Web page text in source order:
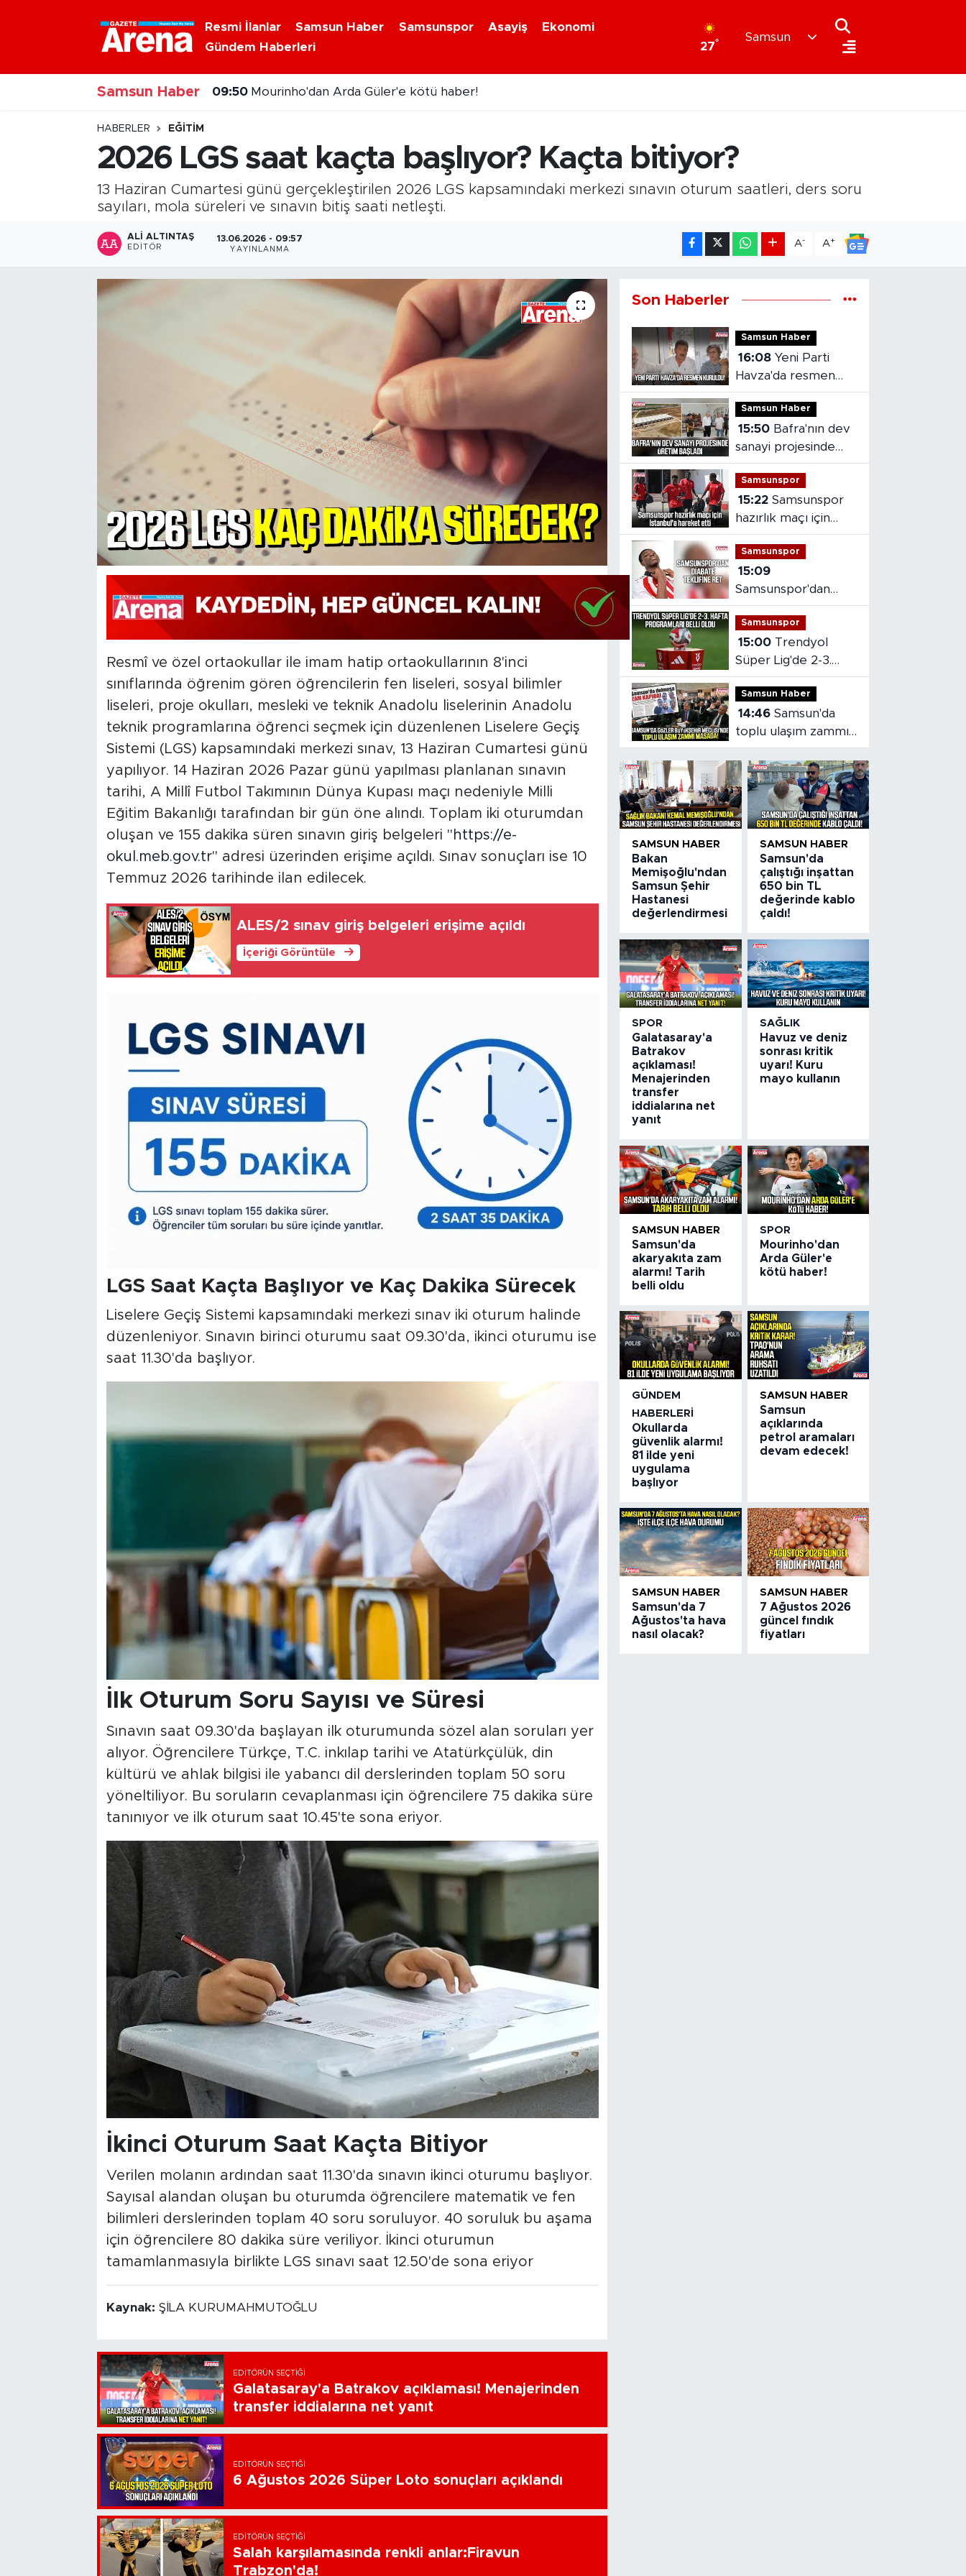
Resmi İlanlar Samsun Haber Samsunspor Asayiş
Ekonomi
Gündem Haberleri
27°
Samsun
Samsun Haber 09:32 Okullarda güvenlik alarmı! 81 ilde yeni uygulama başlıyor
HABERLER EĞITIM
2026 LGS saat kaçta başlıyor? Kaçta bitiyor?
13 Haziran Cumartesi günü gerçekleştirilen 2026 LGS kapsamındaki merkezi sınavın oturum saatleri, ders soru
sayıları, mola süreleri ve sınavın bitiş saati netleşti.
ALI ALTINTAŞ
EDITÖR
13.06.2026 - 09:57
YAYINLANMA
A- A+
Resmî ve özel ortaokullar ile imam hatip ortaokullarının 8'inci
sınıflarında öğrenim gören öğrencilerin fen liseleri, sosyal bilimler
liseleri, proje okulları, mesleki ve teknik Anadolu liselerinin Anadolu
teknik programlarına öğrenci seçmek için düzenlenen Liselere Geçiş
Sistemi (LGS) kapsamındaki merkezi sınav, 13 Haziran Cumartesi günü
yapılıyor. 14 Haziran 2026 Pazar günü yapılması planlanan sınavın
tarihi, A Millî Futbol Takımının Dünya Kupası maçı nedeniyle Milli
Eğitim Bakanlığı tarafından bir gün öne alındı. Toplam iki oturumdan
oluşan ve 155 dakika süren sınavın giriş belgeleri " https://e-
okul.meb.gov.tr" adresi üzerinden erişime açıldı. Sınav sonuçları ise 10
Temmuz 2026 tarihinde ilan edilecek.
ALES/2 sınav giriş belgeleri erişime açıldı
İçeriği Görüntüle
LGS Saat Kaçta Başlıyor ve Kaç Dakika Sürecek
Liselere Geçiş Sistemi kapsamındaki merkezi sınav iki oturum halinde
düzenleniyor. Sınavın birinci oturumu saat 09.30'da, ikinci oturumu ise
saat 11.30'da başlıyor.
İlk Oturum Soru Sayısı ve Süresi
Sınavın saat 09.30'da başlayan ilk oturumunda sözel alan soruları yer
alıyor. Öğrencilere Türkçe, T.C. inkılap tarihi ve Atatürkçülük, din
kültürü ve ahlak bilgisi ile yabancı dil derslerinden toplam 50 soru
yöneltiliyor. Bu soruların cevaplanması için öğrencilere 75 dakika süre
tanınıyor ve ilk oturum saat 10.45'te sona eriyor.
İkinci Oturum Saat Kaçta Bitiyor
Verilen molanın ardından saat 11.30'da sınavın ikinci oturumu başlıyor.
Sayısal alandan oluşan bu oturumda öğrencilere matematik ve fen
bilimleri derslerinden toplam 40 soru soruluyor. 40 soruluk bu aşama
için öğrencilere 80 dakika süre veriliyor. İkinci oturumun
tamamlanmasıyla birlikte LGS sınavı saat 12.50'de sona eriyor
Kaynak: ŞİLA KURUMAHMUTOĞLU
EDITÖRÜN SEÇTIĞI
Galatasaray'a Batrakov açıklaması! Menajerinden
transfer iddialarına net yanıt
EDITÖRÜN SEÇTIĞI
6 Ağustos 2026 Süper Loto sonuçları açıklandı
EDITÖRÜN SEÇTIĞI
Salah karşılamasında renkli anlar:Firavun
Trabzon'da!
Son Haberler
Samsun Haber
16:08
Havza'da resmen
kuruldu
Samsun Haber
15:50
sanayi projesinde
üretim başladı
Samsunspor
15:22 Samsunspor
hazırlık maçı için
İstanbul'a hareket
etti
Samsunspor
15:09
Samsunspor'dan
Diabate teklifine ret
Samsunspor
15:00
Süper Lig'de 2-3.
hafta programları
belli oldu
Samsun Haber
14:46 Samsun'da
toplu ulaşım zammı
mecliste!
SAMSUN HABER
Bakan
Memişoğlu'ndan
Samsun Şehir
Hastanesi
değerlendirmesi
SAMSUN HABER
Samsun'da
çalıştığı inşattan
650 bin TL
değerinde kablo
çaldı!
SPOR
Galatasaray'a
Batrakov
açıklaması!
Menajerinden
transfer
iddialarına net
yanıt
SAĞLIK
Havuz ve deniz
sonrası kritik
uyarı! Kuru
mayo kullanın
SAMSUN HABER
Samsun'da
akaryakıta zam
alarmı! Tarih
belli oldu
SPOR
Mourinho'dan
Arda Güler'e
kötü haber!
GÜNDEM
HABERLERI
Okullarda
güvenlik alarmı!
81 ilde yeni
uygulama
başlıyor
SAMSUN HABER
Samsun
açıklarında
petrol aramaları
devam edecek!
SAMSUN HABER
Samsun'da 7
Ağustos'ta hava
nasıl olacak?
SAMSUN HABER
7 Ağustos 2026
güncel fındık
fiyatları
Nöbetçi Eczaneler
Hava Durumu
Samsun Namaz Vakitleri
Trafik Durumu
Süper Lig Puan Durumu ve Fikstür
Tüm Manşetler